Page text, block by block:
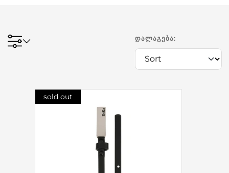
ᲓᲐᲚᲐᲒᲔᲑᲐ:
sold out